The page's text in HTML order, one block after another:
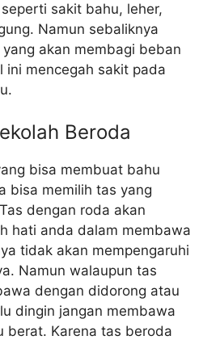
sakit bahu, leher,
Namun sebaliknya
akan membagi beban
ini mencegah sakit pada
Beroda
bisa membuat bahu
bisa memilih tas yang
dengan roda akan
hati anda dalam membawa
tidak akan mempengaruhi
Namun walaupun tas
dengan didorong atau
dingin jangan membawa
berat. Karena tas beroda